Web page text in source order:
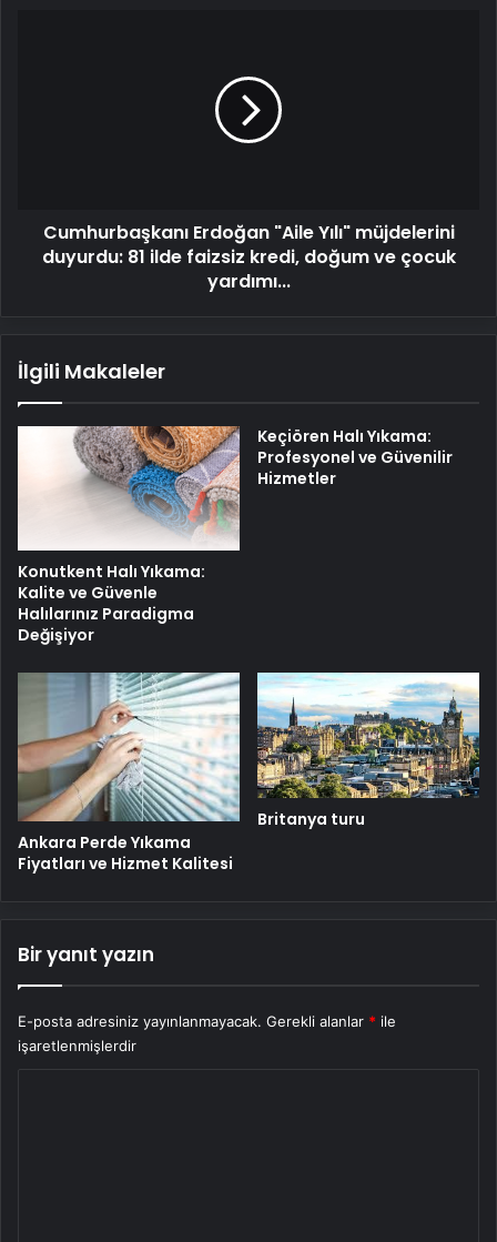
kredi,
doğum
Cumhurbaşkanı Erdoğan "Aile Yılı" müjdelerini
duyurdu: 81 ilde faizsiz kredi, doğum ve çocuk
yardımı...
İlgili Makaleler
Konutkent Halı Yıkama:
Kalite ve Güvenle
Halılarınız Paradigma
Değişiyor
Keçiören Halı Yıkama:
Profesyonel ve Güvenilir
Hizmetler
Ankara Perde Yıkama
Fiyatları ve Hizmet Kalitesi
Britanya turu
Bir yanıt yazın
E-posta adresiniz yayınlanmayacak. Gerekli alanlar * ile
işaretlenmişlerdir